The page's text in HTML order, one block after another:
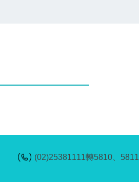
(02)25381111轉5810、5811